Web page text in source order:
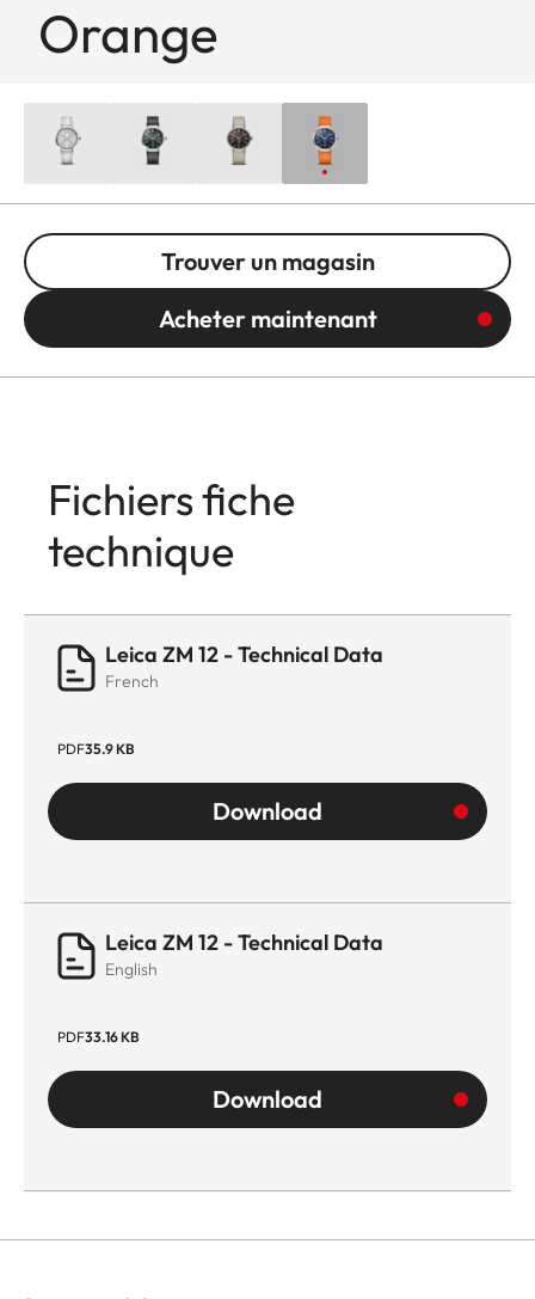
Orange
Trouver un magasin
Acheter maintenant
Fichiers fiche
technique
Leica ZM 12 - Technical Data
French
PDF35.9 KB
Download
Leica ZM 12 - Technical Data
English
PDF33.16 KB
Download